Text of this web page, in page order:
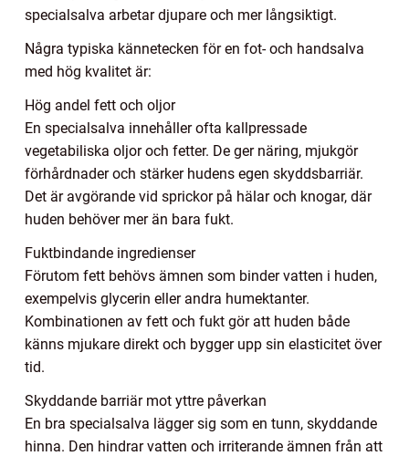
specialsalva arbetar djupare och mer långsiktigt.
Några typiska kännetecken för en fot- och handsalva
med hög kvalitet är:
Hög andel fett och oljor
En specialsalva innehåller ofta kallpressade
vegetabiliska oljor och fetter. De ger näring, mjukgör
förhårdnader och stärker hudens egen skyddsbarriär.
Det är avgörande vid sprickor på hälar och knogar, där
huden behöver mer än bara fukt.
Fuktbindande ingredienser
Förutom fett behövs ämnen som binder vatten i huden,
exempelvis glycerin eller andra humektanter.
Kombinationen av fett och fukt gör att huden både
känns mjukare direkt och bygger upp sin elasticitet över
tid.
Skyddande barriär mot yttre påverkan
En bra specialsalva lägger sig som en tunn, skyddande
hinna. Den hindrar vatten och irriterande ämnen från att